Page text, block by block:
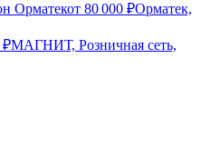
Орматекот 80 000 ₽Орматек,
₽МАГНИТ, Розничная сеть,